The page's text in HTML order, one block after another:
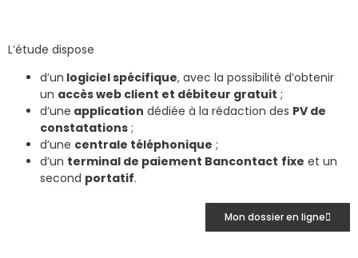
L’étude dispose
d’un logiciel spécifique, avec la possibilité d’obtenir
un accès web client et débiteur gratuit ;
d’une application dédiée à la rédaction des PV de
constatations ;
d’une centrale téléphonique ;
d’un terminal de paiement Bancontact fixe et un
second portatif.
Mon dossier en ligne